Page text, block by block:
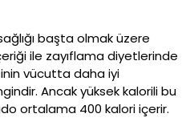
başta olmak üzere
ile zayıflama diyetlerinde
vücutta daha iyi
Ancak yüksek kalorili bu
ortalama 400 kalori içerir.